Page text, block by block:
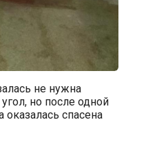
не нужна
но после одной
спасена